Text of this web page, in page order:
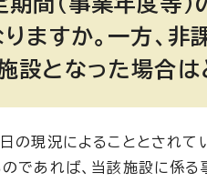
ますか。一方、非
となった場合は
現況によることとされてい
であれば、当該施設に係